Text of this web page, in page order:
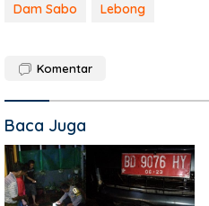
Dam Sabo Lebong
Komentar
Baca Juga